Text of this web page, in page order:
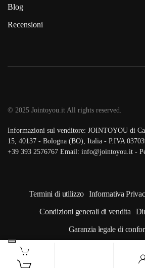
Blog
Recensioni
© 2025 Jointoyou.it All rights reserved.
Informazioni sul venditore: JOINTOYOU di
15, 40137 - Bologna (BO), Italia - P.IVA
‪+39 393 2576767‬ Email: info@jointoyou.it -
Termini di utilizzo Informativa
Condizioni generali di vendita
Garanzia legale di